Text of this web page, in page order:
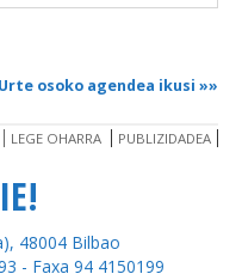
Urte osoko agendea ikusi »»
LEGE OHARRA PUBLIZIDADEA
48004 Bilbao
- Faxa 94 4150199